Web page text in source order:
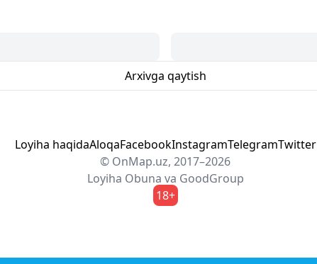
Arxivga qaytish
Loyiha haqidaAloqaFacebookInstagramTelegramTwitter
© OnMap.uz, 2017–2026
Loyiha Obuna va GoodGroup
18+